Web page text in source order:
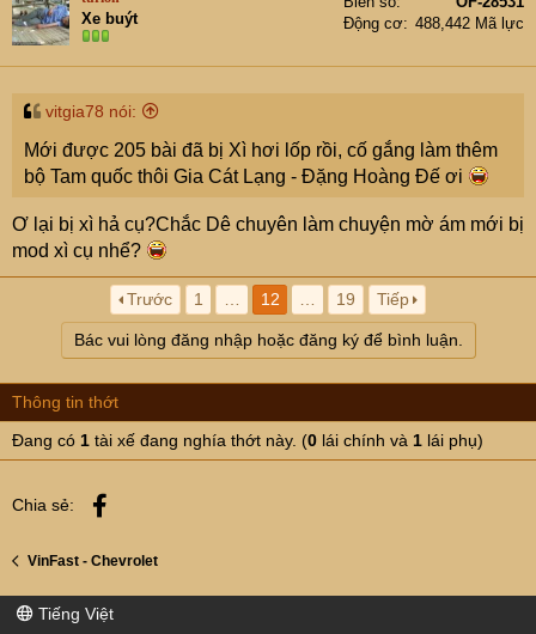
Xe buýt
Động cơ
488,442 Mã lực
vitgia78 nói:
Mới được 205 bài đã bị Xì hơi lốp rồi, cố gắng làm thêm
bộ Tam quốc thôi Gia Cát Lạng - Đặng Hoàng Đế ơi
Ơ lại bị xì hả cụ?Chắc Dê chuyên làm chuyện mờ ám mới bị
mod xì cụ nhể?
Trước 1 12 19 Tiếp
Bác vui lòng đăng nhập hoặc đăng ký để bình luận.
Thông tin thớt
Đang có 1 tài xế đang nghía thớt này. (0 lái chính và 1 lái phụ)
Chia sẻ:
VinFast - Chevrolet
Tiếng Việt